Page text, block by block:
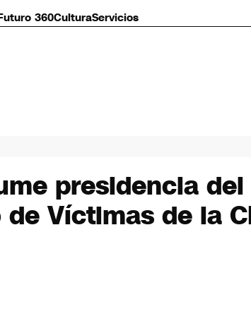
360CulturaServicios
presidencia
Víctimas de la